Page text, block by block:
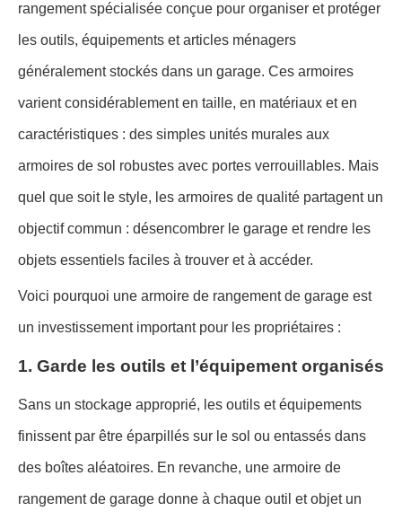
rangement spécialisée conçue pour organiser et protéger
les outils, équipements et articles ménagers
généralement stockés dans un garage. Ces armoires
varient considérablement en taille, en matériaux et en
caractéristiques : des simples unités murales aux
armoires de sol robustes avec portes verrouillables. Mais
quel que soit le style, les armoires de qualité partagent un
objectif commun : désencombrer le garage et rendre les
objets essentiels faciles à trouver et à accéder.
Voici pourquoi une armoire de rangement de garage est
un investissement important pour les propriétaires :
1. Garde les outils et l’équipement organisés
Sans un stockage approprié, les outils et équipements
finissent par être éparpillés sur le sol ou entassés dans
des boîtes aléatoires. En revanche, une armoire de
rangement de garage donne à chaque outil et objet un